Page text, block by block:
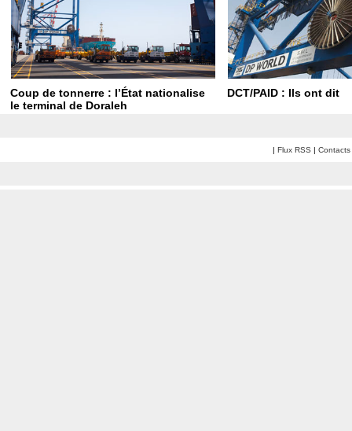
Coup de tonnerre : l’État nationalise
le terminal de Doraleh
DCT/PAID : Ils ont dit
| Flux RSS | Contacts